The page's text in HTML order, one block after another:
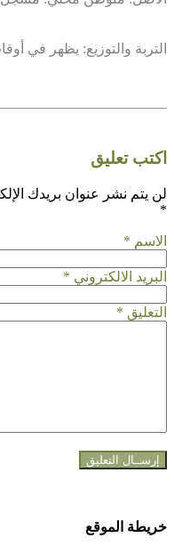
التربة والتوزيع: يظهر في
اكتب تعليق
لن يتم نشر عنوان بريدك
*
الاسم *
البريد الالكتروني *
التعليق *
خريطة الموقع